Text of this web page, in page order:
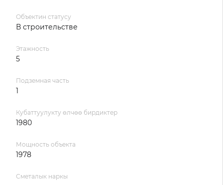
Объектин статусу
В строительстве
Этажность
5
Подземная часть
1
Кубаттуулукту өлчөө бирдиктер
1980
Мощность объекта
1978
Сметалык наркы